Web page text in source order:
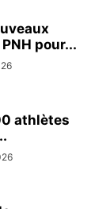
pour...
athlètes